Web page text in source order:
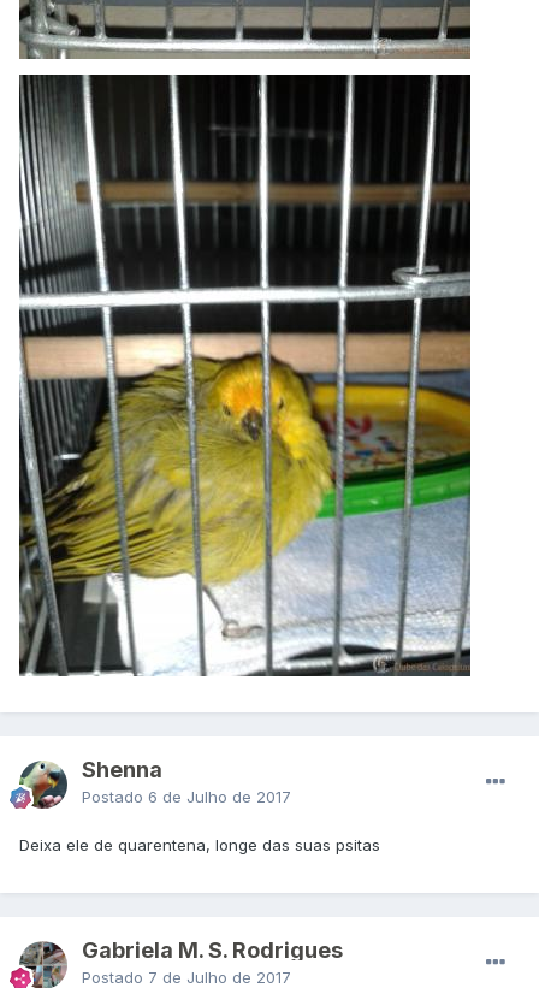
Shenna
Postado 6 de Julho de 2017
Deixa ele de quarentena, longe das suas psitas
Gabriela M. S. Rodrigues
Postado 7 de Julho de 2017